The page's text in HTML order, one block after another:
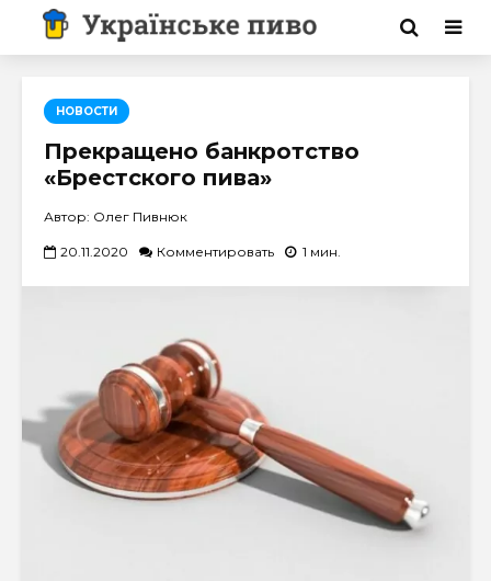
НОВОСТИ
Прекращено банкротство
«Брестского пива»
Автор: Олег Пивнюк
20.11.2020 Комментировать 1 мин.